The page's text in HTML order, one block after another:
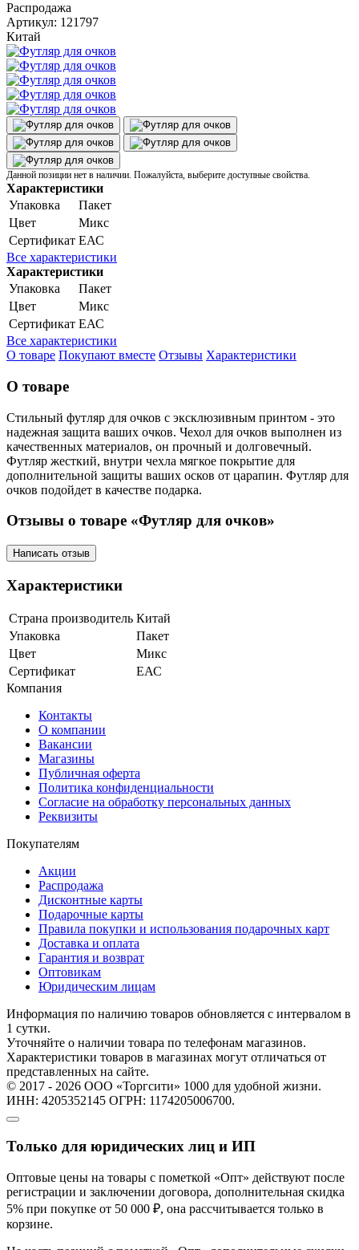
Распродажа
Артикул: 121797
Китай
Данной позиции нет в наличии. Пожалуйста, выберите доступные свойства.
Характеристики
Упаковка
Пакет
Цвет
Микс
Сертификат ЕАС
Все характеристики
Характеристики
Упаковка
Пакет
Цвет
Микс
Сертификат ЕАС
Все характеристики
О товаре Покупают вместе Отзывы Характеристики
О товаре
Стильный футляр для очков с эксклюзивным принтом - это
надежная защита ваших очков. Чехол для очков выполнен из
качественных материалов, он прочный и долговечный.
Футляр жесткий, внутри чехла мягкое покрытие для
дополнительной защиты ваших осков от царапин. Футляр для
очков подойдет в качестве подарка.
Отзывы о товаре «Футляр для очков»
Написать отзыв
Характеристики
Страна производитель Китай
Упаковка
Пакет
Цвет
Микс
Сертификат
ЕАС
Компания
Контакты
О компании
Вакансии
Магазины
Публичная оферта
Политика конфиденциальности
Согласие на обработку персональных данных
Реквизиты
Покупателям
Акции
Распродажа
Дисконтные карты
Подарочные карты
Правила покупки и использования подарочных карт
Доставка и оплата
Гарантия и возврат
Оптовикам
Юридическим лицам
Информация по наличию товаров обновляется с интервалом в
1 сутки.
Уточняйте о наличии товара по телефонам магазинов.
Характеристики товаров в магазинах могут отличаться от
представленных на сайте.
© 2017 - 2026 ООО «Торгсити» 1000 для удобной жизни.
ИНН: 4205352145 ОГРН: 1174205006700.
Только для юридических лиц и ИП
Оптовые цены на товары с пометкой «Опт» действуют после
регистрации и заключении договора, дополнительная скидка
5% при покупке от 50 000 ₽, она рассчитывается только в
корзине.